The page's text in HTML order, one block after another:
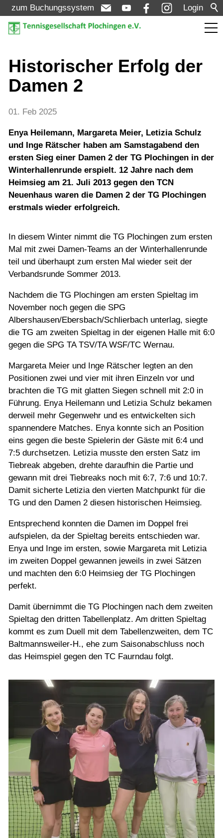
Login
zum Buchungssystem
Aktuelles
Meldungen
Turniere
Verein
Mannschaften
Training
Gaststätte
Historischer Erfolg der
Damen 2
01. Feb 2025
Enya Heilemann, Margareta Meier, Letizia Schulz
und Inge Rätscher haben am Samstagabend den
ersten Sieg einer Damen 2 der TG Plochingen in der
Winterhallenrunde erspielt. 12 Jahre nach dem
Heimsieg am 21. Juli 2013 gegen den TCN
Neuenhaus waren die Damen 2 der TG Plochingen
erstmals wieder erfolgreich.
In diesem Winter nimmt die TG Plochingen zum ersten
Mal mit zwei Damen-Teams an der Winterhallenrunde
teil und überhaupt zum ersten Mal wieder seit der
Verbandsrunde Sommer 2013.
Nachdem die TG Plochingen am ersten Spieltag im
November noch gegen die SPG
Albershausen/Ebersbach/Schlierbach unterlag, siegte
die TG am zweiten Spieltag in der eigenen Halle mit 6:0
gegen die SPG TA TSV/TA WSF/TC Wernau.
Margareta Meier und Inge Rätscher legten an den
Positionen zwei und vier mit ihren Einzeln vor und
brachten die TG mit glatten Siegen schnell mit 2:0 in
Führung. Enya Heilemann und Letizia Schulz bekamen
derweil mehr Gegenwehr und es entwickelten sich
spannendere Matches. Enya konnte sich an Position
eins gegen die beste Spielerin der Gäste mit 6:4 und
7:5 durchsetzen. Letizia musste den ersten Satz im
Tiebreak abgeben, drehte daraufhin die Partie und
gewann mit drei Tiebreaks noch mit 6:7, 7:6 und 10:7.
Damit sicherte Letizia den vierten Matchpunkt für die
TG und den Damen 2 diesen historischen Heimsieg.
Entsprechend konnten die Damen im Doppel frei
aufspielen, da der Spieltag bereits entschieden war.
Enya und Inge im ersten, sowie Margareta mit Letizia
im zweiten Doppel gewannen jeweils in zwei Sätzen
und machten den 6:0 Heimsieg der TG Plochingen
perfekt.
Damit übernimmt die TG Plochingen nach dem zweiten
Spieltag den dritten Tabellenplatz. Am dritten Spieltag
kommt es zum Duell mit dem Tabellenzweiten, dem TC
Baltmannsweiler-H., ehe zum Saisonabschluss noch
das Heimspiel gegen den TC Faurndau folgt.